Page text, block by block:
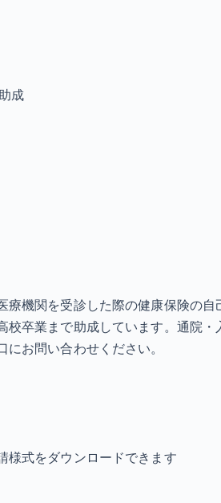
成
療機関を受診した際の健康保険の
校卒業まで助成しています。通院
お問い合わせください。
様式をダウンロードできます